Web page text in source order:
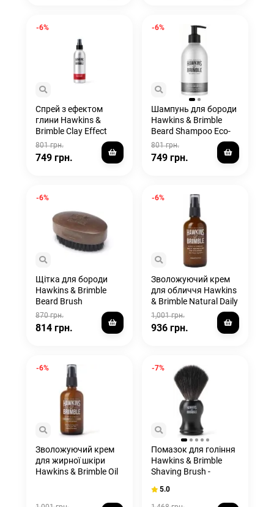
-6%
Спрей з ефектом
глини Hawkins &
Brimble Clay Effect
Hair Spray 150 мл
801 грн.
749 грн.
-6%
Шампунь для бороди
Hawkins & Brimble
Beard Shampoo Eco-
Refillable 300мл
801 грн.
749 грн.
-6%
Щітка для бороди
Hawkins & Brimble
Beard Brush
870 грн.
814 грн.
-6%
Зволожуючий крем
для обличчя Hawkins
& Brimble Natural Daily
Moisturiser 100 мл
1,001 грн.
936 грн.
-6%
Зволожуючий крем
для жирної шкіри
Hawkins & Brimble Oil
-7%
Помазок для гоління
Hawkins & Brimble
Shaving Brush -
5.0